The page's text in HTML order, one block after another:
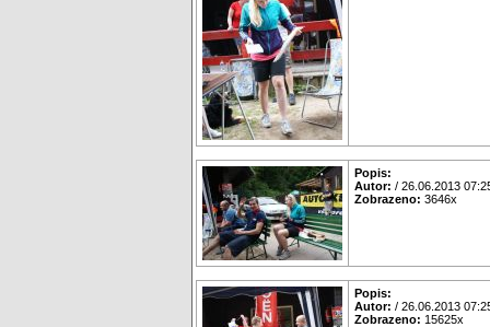
Popis:
Autor: / 26.06.2013
Zobrazeno: 3646x
Popis:
Autor: / 26.06.2013
Zobrazeno: 15625x